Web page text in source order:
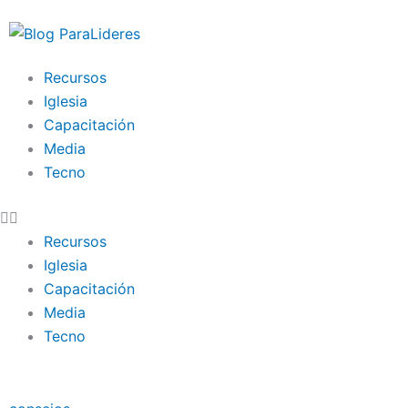
al
Recursos
Iglesia
Capacitación
Media
Tecno
Recursos
Iglesia
Capacitación
Media
Tecno